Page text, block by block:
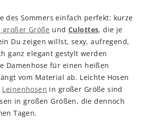
des Sommers einfach perfekt: kurze
großer Größe und Culottes, die je
Du zeigen willst, sexy, aufregend,
ganz elegant gestylt werden
Damenhose für einen heißen
vom Material ab. Leichte Hosen
Leinenhosen in großer Größe sind
in großen Größen, die dennoch
Tagen.